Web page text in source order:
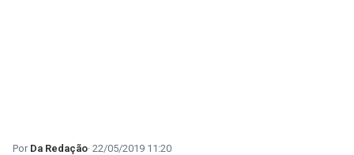
Da Redação 22/05/2019 11:20